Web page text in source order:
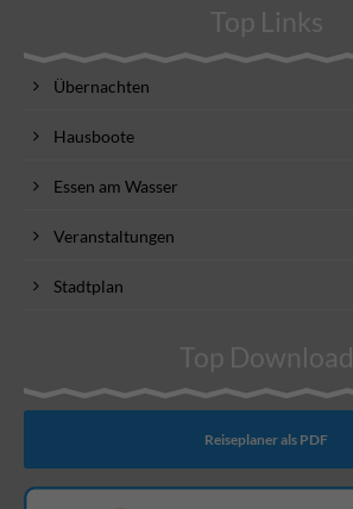
Top Links
Übernachten
Hausboote
Essen am Wasser
Veranstaltungen
Stadtplan
Top Download
Reiseplaner als PDF